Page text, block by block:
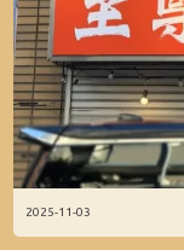
2025-11-03